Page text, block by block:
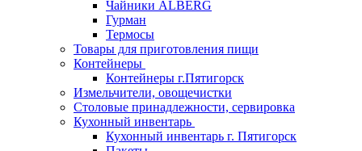
Чайники ALBERG
Гурман
Термосы
Товары для приготовления пищи
Контейнеры
Контейнеры г.Пятигорск
Измельчители, овощечистки
Столовые принадлежности, сервировка
Кухонный инвентарь
Кухонный инвентарь г. Пятигорск